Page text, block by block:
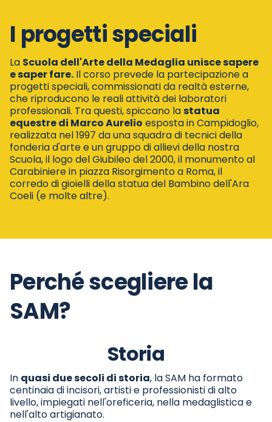
I progetti speciali
La Scuola dell'Arte della Medaglia unisce sapere
e saper fare. Il corso prevede la partecipazione a
progetti speciali, commissionati da realtà esterne,
che riproducono le reali attività dei laboratori
professionali. Tra questi, spiccano lastatua
equestre di Marco Aurelio esposta in Campidoglio,
realizzata nel 1997 da una squadra di tecnici della
fonderia d'arte e un gruppo di allievi della nostra
Scuola, il logo del Giubileo del 2000, il monumento al
Carabiniere in piazza Risorgimento a Roma, il
corredo di gioielli della statua del Bambino dell'Ara
Coeli (e molte altre).
Perché scegliere la
SAM?
Storia
In quasi due secoli di storia, la SAM ha formato
centinaia di incisori, artisti e professionisti di alto
livello, impiegati nell'oreficeria, nella medaglistica e
nell'alto artigianato.